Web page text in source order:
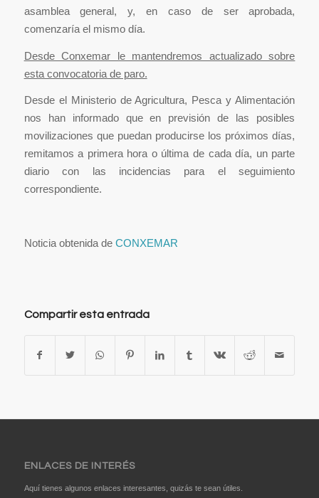
asamblea general, y, en caso de ser aprobada,
comenzaría el mismo día.
Desde Conxemar le mantendremos actualizado sobre
esta convocatoria de paro.
Desde el Ministerio de Agricultura, Pesca y Alimentación
nos han informado que en previsión de las posibles
movilizaciones que puedan producirse los próximos días,
remitamos a primera hora o última de cada día, un parte
diario con las incidencias para el seguimiento
correspondiente.
Noticia obtenida de CONXEMAR
Compartir esta entrada
ENLACES DE INTERÉS
Aquí tienes algunos enlaces interesantes, quizás te sean útiles.